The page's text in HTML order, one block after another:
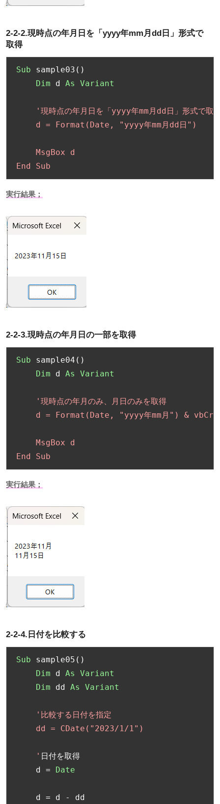
2-2-2.現時点の年月日を「 yyyy年mm月 dd 日」形式で
取得
Sub sample03 ()
Dim d As Variant
'現時点の年月日を「yyyy年mm月dd日」形式で取
    d = Format(Date, "yyyy年mm月dd日")
    MsgBox d
End Sub
実行結果；
2-2-3.現時点の年月日の一部を取得
Sub sample04 ()
Dim d As Variant
'現時点の年月のみ、月日のみを取得
d = Format(Date, "yyyy年mm月") &
    MsgBox d
End Sub
実行結果；
2-2-4.日付を比較する
Sub sample05 ()
Dim d As
Variant
Dim dd As Variant
'比較する日付を指定
    dd = CDate("2023/1/1")
    '
日付を取得
    d
= Date
    d
= d - dd